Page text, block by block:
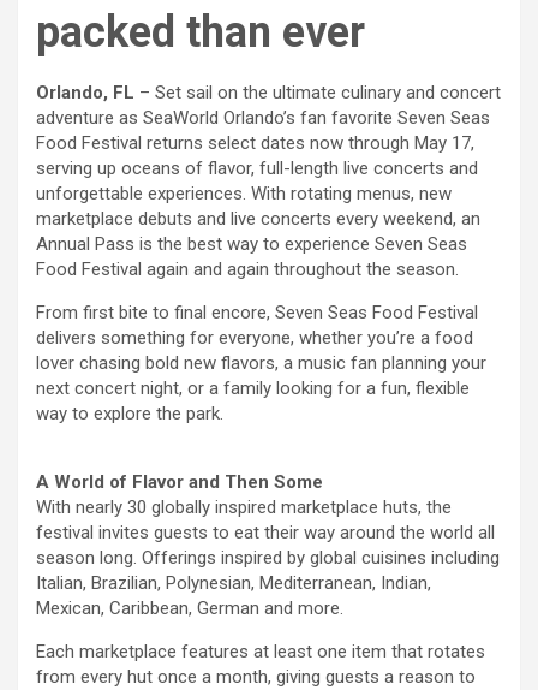
packed than ever
Orlando, FL – Set sail on the ultimate culinary and concert
adventure as SeaWorld Orlando’s fan favorite Seven Seas
Food Festival returns select dates now through May 17,
serving up oceans of flavor, full-length live concerts and
unforgettable experiences. With rotating menus, new
marketplace debuts and live concerts every weekend, an
Annual Pass is the best way to experience Seven Seas
Food Festival again and again throughout the season.
From first bite to final encore, Seven Seas Food Festival
delivers something for everyone, whether you’re a food
lover chasing bold new flavors, a music fan planning your
next concert night, or a family looking for a fun, flexible
way to explore the park.
A World of Flavor and Then Some
With nearly 30 globally inspired marketplace huts, the
festival invites guests to eat their way around the world all
season long. Offerings inspired by global cuisines including
Italian, Brazilian, Polynesian, Mediterranean, Indian,
Mexican, Caribbean, German and more.
Each marketplace features at least one item that rotates
from every hut once a month, giving guests a reason to